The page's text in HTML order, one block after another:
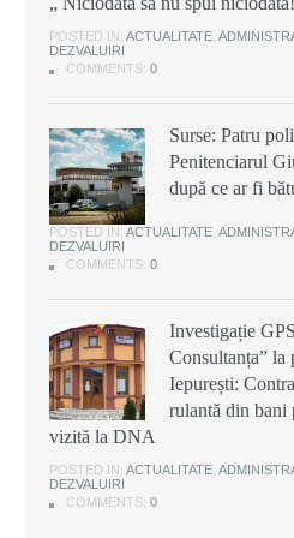
POSTED IN: ACTUALITATE
DEZVALUIRI
COMMENTS: 0
Surse: Patru
Penitenciarul
după ce ar fi
POSTED IN: ACTUALITATE
DEZVALUIRI
COMMENTS: 0
Investigație
Consultanța” la
Iepurești:
rulantă din bani
vizită la DNA
POSTED IN: ACTUALITATE
DEZVALUIRI
COMMENTS: 0